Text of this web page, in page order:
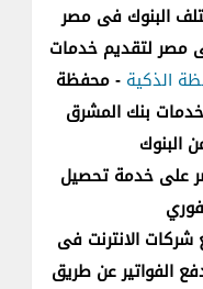
البنوك فى مصر
مصر لتقديم خدمات
الذكية - محفظة
بنك المشرق
البنوك
على خدمة تحصيل
الانترنت فى
الفواتير عن طريق